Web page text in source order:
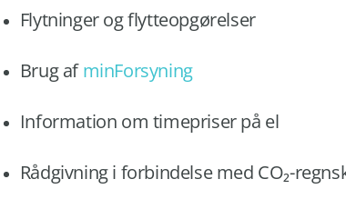
Flytninger og flytteopgørelser
Brug afminForsyning
Information om timepriser på el
Rådgivning i forbindelse med CO₂-